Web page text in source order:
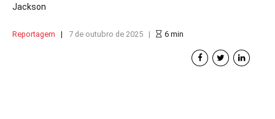
Jackson
Reportagem 7 de outubro de 2025 6 min